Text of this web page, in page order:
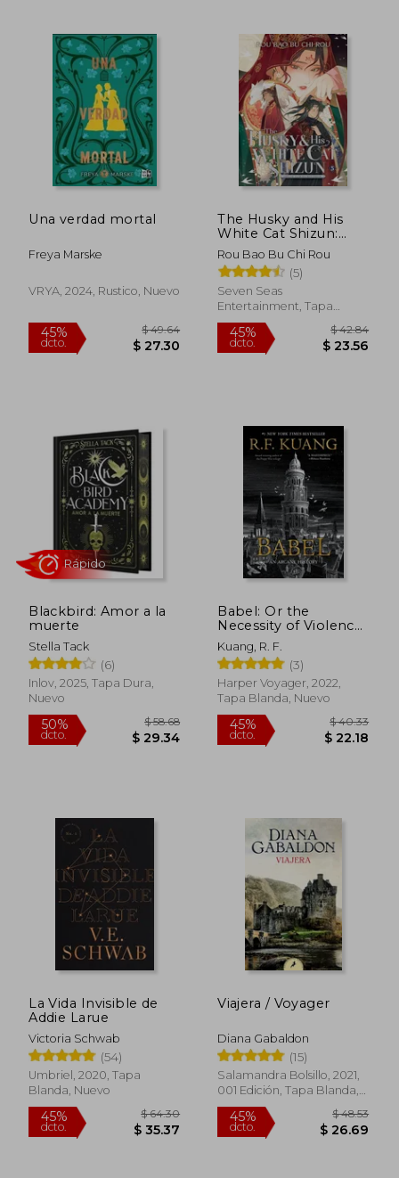
Una verdad mortal
Freya Marske
VRYA, 2024, Rustico, Nuevo
The Husky and His
White Cat Shizun:
Erha He Ta de Bai
Mao Shizun (Novel)
Vol. 5 (en Inglés)
Rou Bao Bu Chi Rou
(5)
Seven Seas
Entertainment, Tapa
Blanda, Nuevo
Blackbird: Amor a la
muerte
Stella Tack
(6)
Inlov, 2025, Tapa Dura,
Nuevo
Rápido
Babel: Or the
Necessity of Violence:
An Arcane History of
the Oxford
Translators'Revolution
(en Inglés)
Kuang, R. F.
(3)
Harper Voyager, 2022,
Tapa Blanda, Nuevo
La Vida Invisible de
Addie Larue
Victoria Schwab
(54)
Umbriel, 2020, Tapa
Blanda, Nuevo
Viajera / Voyager
Diana Gabaldon
(15)
Salamandra Bolsillo, 2021,
001 Edición, Tapa Blanda,
Nuevo